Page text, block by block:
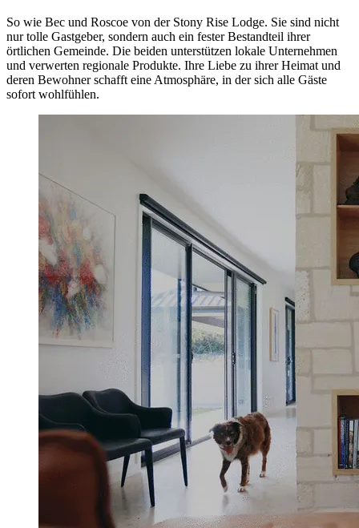
So wie Bec und Roscoe von der Stony Rise Lodge. Sie sind nicht
nur tolle Gastgeber, sondern auch ein fester Bestandteil ihrer
örtlichen Gemeinde. Die beiden unterstützen lokale Unternehmen
und verwerten regionale Produkte. Ihre Liebe zu ihrer Heimat und
deren Bewohner schafft eine Atmosphäre, in der sich alle Gäste
sofort wohlfühlen.